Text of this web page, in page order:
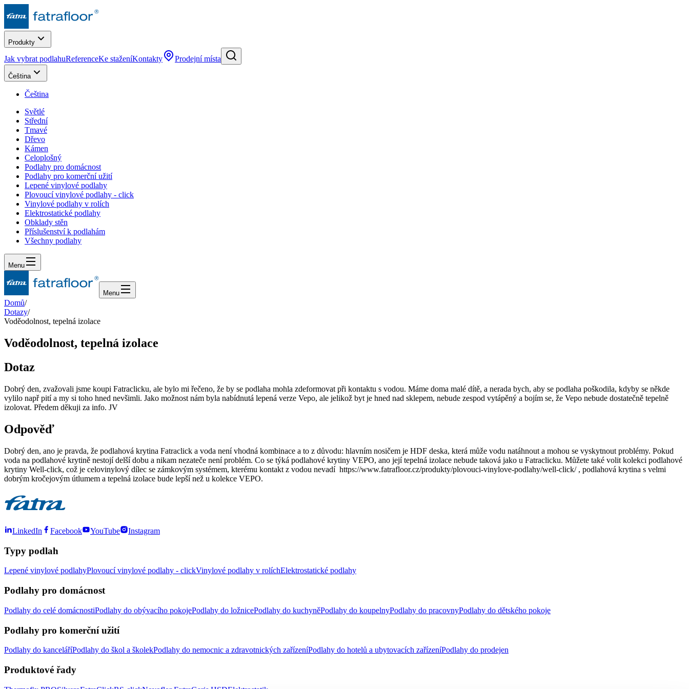
Produkty
Jak vybrat podlahuReferenceKe staženíKontakty Prodejní místa
Čeština
Čeština
Světlé
Střední
Tmavé
Dřevo
Kámen
Celoplošný
Podlahy pro domácnost
Podlahy pro komerční užití
Lepené vinylové podlahy
Plovoucí vinylové podlahy - click
Vinylové podlahy v rolích
Elektrostatické podlahy
Obklady stěn
Příslušenství k podlahám
Všechny podlahy
Menu
Menu
Domů/
Dotazy/
Voděodolnost, tepelná izolace
Voděodolnost, tepelná izolace
Dotaz
Dobrý den, zvažovali jsme koupi Fatraclicku, ale bylo mi řečeno, že by se podlaha mohla zdeformovat při kontaktu s vodou. Máme doma malé dítě, a nerada bych, aby se podlaha poškodila, kdyby se někde
vylilo např pití a my si toho hned nevšimli. Jako možnost nám byla nabídnutá lepená verze Vepo, ale jelikož byt je hned nad sklepem, nebude zespod vytápěný a bojím se, že Vepo nebude dostatečně tepelně
izolovat. Předem děkuji za info. JV
Odpověď
Dobrý den, ano je pravda, že podlahová krytina Fatraclick a voda není vhodná kombinace a to z důvodu: hlavním nosičem je HDF deska, která může vodu natáhnout a mohou se vyskytnout problémy. Pokud
voda na podlahové krytině nestojí delší dobu a nikam nezateče není problém. Co se týká podlahové krytiny VEPO, ano její tepelná izolace nebude taková jako u Fatraclicku. Můžete také volit kolekci podlahové
krytiny Well-click, což je celovinylový dílec se zámkovým systémem, kterému kontakt z vodou nevadí https://www.fatrafloor.cz/produkty/plovouci-vinylove-podlahy/well-click/ , podlahová krytina s velmi
dobrým kročejovým útlumem a tepelná izolace bude lepší než u kolekce VEPO.
LinkedIn Facebook YouTube Instagram
Typy podlah
Lepené vinylové podlahyPlovoucí vinylové podlahy - clickVinylové podlahy v rolíchElektrostatické podlahy
Podlahy pro domácnost
Podlahy do celé domácnostiPodlahy do obývacího pokojePodlahy do ložnicePodlahy do kuchyněPodlahy do koupelnyPodlahy do pracovnyPodlahy do dětského pokoje
Podlahy pro komerční užití
Podlahy do kanceláříPodlahy do škol a školekPodlahy do nemocnic a zdravotnických zařízeníPodlahy do hotelů a ubytovacích zařízeníPodlahy do prodejen
Produktové řady